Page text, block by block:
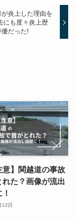
炎上した理由を
にも度々炎上歴
だった!
意】関越道の事故
れた？画像が流出
12日